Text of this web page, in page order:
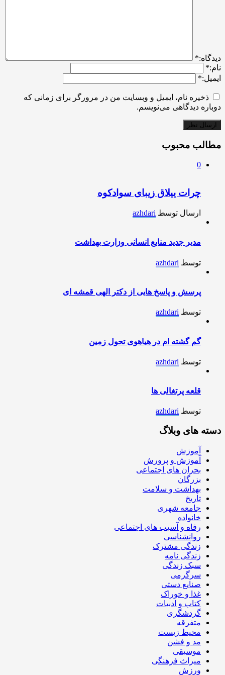
ديدگاه:*
نام:*
ایمیل:*
ذخیره نام، ایمیل و وبسایت من در مرورگر برای زمانی که
دوباره دیدگاهی می‌نویسم.
مطالب محبوب
0
چرات ییلاق زیبای سوادکوه
ارسال توسط azhdari
مدیر جدید منابع انسانی وزارت بهداشت
توسط azhdari
پرسش و پاسخ هایی از دکتر الهی قمشه ای
توسط azhdari
گم گشته ام در هیاهوی تحول زمین
توسط azhdari
قلعه پرتغالی ها
توسط azhdari
دسته های وبلاگ
آموزش
آموزش و پرورش
بحران های اجتماعی
بزرگان
بهداشت و سلامت
تاریخ
جامعه شهری
خانواده
رفاه و آسیب های اجتماعی
روانشناسی
زندگی مشترک
زندگی نامه
سبک زندگی
سرگرمی
صنایع دستی
غذا و خوراک
کتاب و ادبیات
گردشگری
متفرقه
محیط زیست
مد و فشن
موسیقی
میراث فرهنگی
ورزش